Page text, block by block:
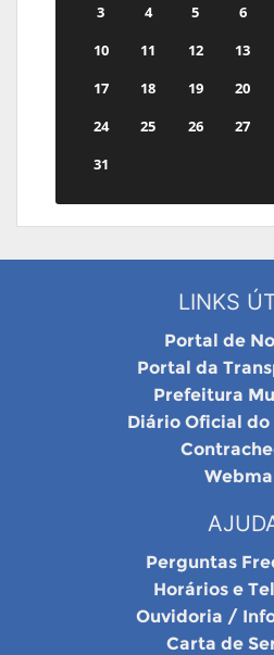
3
4 5 6
10
11 12 13
17
18 19 20
24
25 26 27
31
LINKS
Portal de
Portal da
Prefeitura
Diário Oficial
Perguntas
Horários e
Ouvidoria /
Carta de